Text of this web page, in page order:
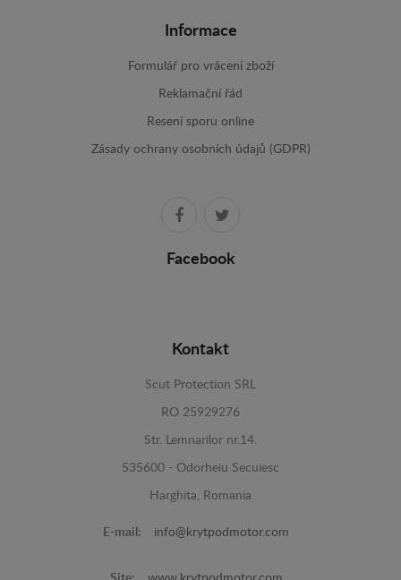
Informace
Formulář pro vrácení zboží
Reklamační řád
Resení sporu online
Zásady ochrany osobních údajů (GDPR)
Facebook
Kontakt
Scut Protection SRL
RO 25929276
Str. Lemnarilor nr.14.
535600 - Odorheiu Secuiesc
Harghita, Romania
E-mail: info@krytpodmotor.com